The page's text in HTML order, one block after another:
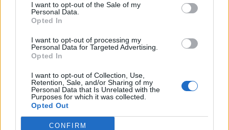
I want to opt-out of the Sale of my
Personal Data.
Opted In
I want to opt-out of processing my
Personal Data for Targeted Advertising.
Opted In
I want to opt-out of Collection, Use,
Retention, Sale, and/or Sharing of my
Personal Data that Is Unrelated with the
Purposes for which it was collected.
Opted Out
CONFIRM